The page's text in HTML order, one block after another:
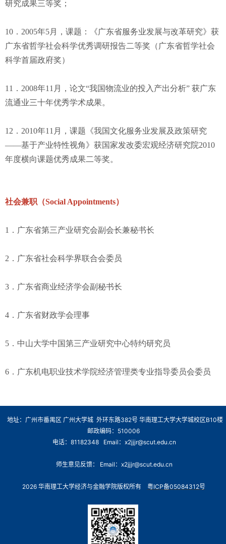
研究成果三等奖；
10．2005年5月，课题：《广东省服务业发展与改革研究》获
广东省哲学社会科学优秀调研报告二等奖（广东省哲学社会
科学首届政府奖）
11．2008年11月，论文“我国物流业的投入产出分析” 获广东
流通业三十年优秀学术成果。
12．2010年11月，课题《我国文化服务业发展及政策研究
——基于产业特性视角》获国家发改委宏观经济研究院2010
年度横向课题优秀成果二等奖。
社会兼职（Social Appointments）
1．广东省第三产业研究会副会长兼秘书长
2．广东省社会科学界联合会委员
3．广东省商业经济学会副秘书长
4．广东省财政学会理事
5．中山大学中国第三产业研究中心特约研究员
6．广东机电职业技术学院经济管理类专业指导委员会委员
地址：广州市番禺区 广州大学城 外环东路382号 华南理工大学大学城校区B10楼
邮政编码：510006
电话：81182348 Email：x2jjjr@scut.edu.cn
师生意见反馈： Email：x2jjjr@scut.edu.cn
2026 华南理工大学经济与金融学院版权所有 粤ICP备05084312号